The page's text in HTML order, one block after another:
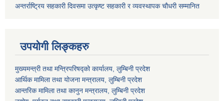
अन्तर्राष्ट्रिय सहकारी दिवसमा उत्कृष्ट सहकारी र व्यवस्थापक चौधरी सम्मानित
उपयोगी लिङ्कहरु
मुख्यमन्त्री तथा मन्त्रिपरिषद्को कार्यालय, लुम्बिनी प्रदेश
आर्थिक मामिला तथा योजना मन्त्रालय, लुम्बिनी प्रदेश
आन्तरिक मामिला तथा कानुन मन्त्रालय, लुम्बिनी प्रदेश